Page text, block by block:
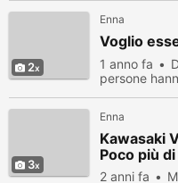
2
Enna
Voglio
1 anno fa
persone
3
Enna
Kawasaki
Poco più
2 anni fa